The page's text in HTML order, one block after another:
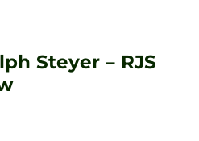
Steyer – RJS